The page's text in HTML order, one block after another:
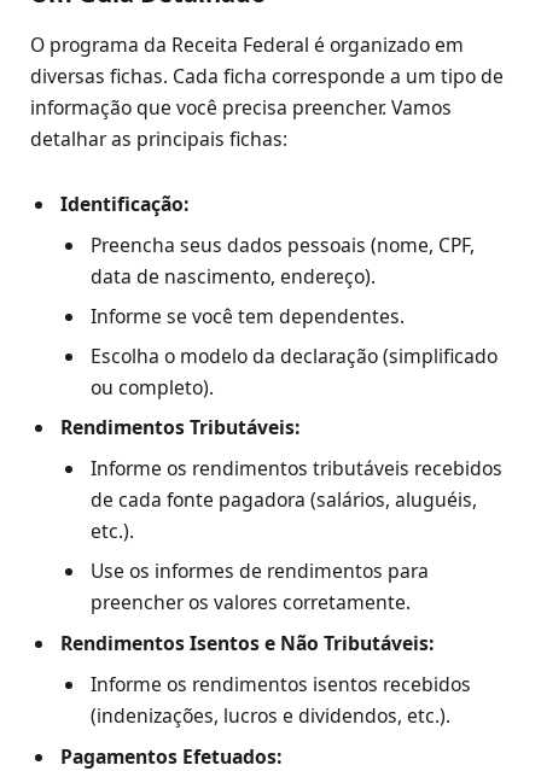
O programa da Receita Federal é organizado em
diversas fichas. Cada ficha corresponde a um tipo de
informação que você precisa preencher. Vamos
detalhar as principais fichas:
Identificação:
Preencha seus dados pessoais (nome, CPF,
data de nascimento, endereço).
Informe se você tem dependentes.
Escolha o modelo da declaração (simplificado
ou completo).
Rendimentos Tributáveis:
Informe os rendimentos tributáveis recebidos
de cada fonte pagadora (salários, aluguéis,
etc.).
Use os informes de rendimentos para
preencher os valores corretamente.
Rendimentos Isentos e Não Tributáveis:
Informe os rendimentos isentos recebidos
(indenizações, lucros e dividendos, etc.).
Pagamentos Efetuados: